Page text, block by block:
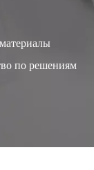
по решениям